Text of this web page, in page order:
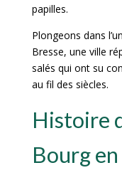
papilles.
Plongeons dans
Bresse, une ville
salés qui ont su
au fil des siècles.
Histoire
Bourg